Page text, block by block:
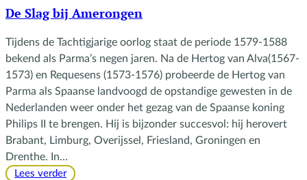
De Slag bij Amerongen
Tijdens de Tachtigjarige oorlog staat de periode 1579-1588
bekend als Parma’s negen jaren. Na de Hertog van Alva(1567-
1573) en Requesens (1573-1576) probeerde de Hertog van
Parma als Spaanse landvoogd de opstandige gewesten in de
Nederlanden weer onder het gezag van de Spaanse koning
Philips II te brengen. Hij is bijzonder succesvol: hij herovert
Brabant, Limburg, Overijssel, Friesland, Groningen en
Drenthe. In…
Lees verder: